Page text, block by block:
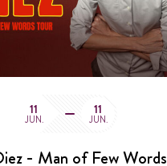
11
JUN.
11
JUN.
- Man of Few Words